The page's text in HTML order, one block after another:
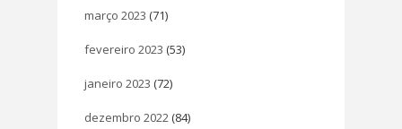
março 2023 (71)
fevereiro 2023 (53)
janeiro 2023 (72)
dezembro 2022 (84)